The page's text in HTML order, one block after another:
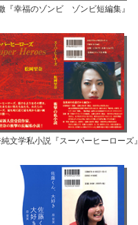
『幸福のゾンビ ゾンビ短編集』
文学私小説『スーパーヒーローズ』